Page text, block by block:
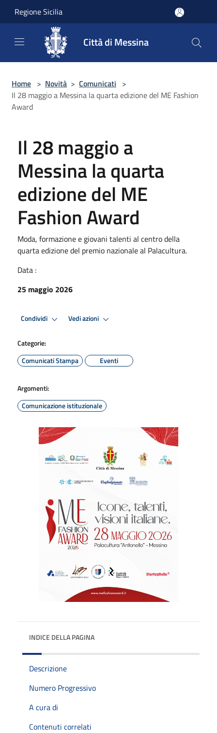
Regione Sicilia
Città di Messina
Home > Novità > Comunicati >
Il 28 maggio a Messina la quarta edizione del ME Fashion
Award
Il 28 maggio a
Messina la quarta
edizione del ME
Fashion Award
Moda, formazione e giovani talenti al centro della
quarta edizione del premio nazionale al Palacultura.
Data :
25 maggio 2026
Condividi Vedi azioni
Categorie:
Comunicati Stampa
Eventi
Argomenti:
Comunicazione istituzionale
INDICE DELLA PAGINA
Descrizione
Numero Progressivo
A cura di
Contenuti correlati